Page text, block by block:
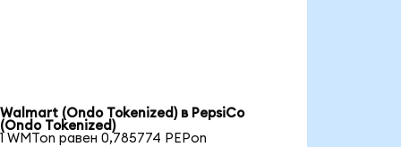
Walmart (Ondo Tokenized) в PepsiCo
(Ondo Tokenized)
1 WMTon равен 0,785774 PEPon